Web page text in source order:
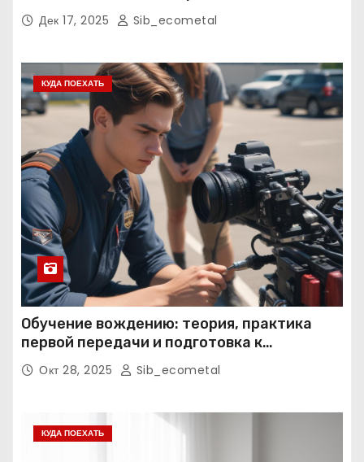
нормативные требования
Дек 17, 2025 Sib_ecometal
КУДА ПОЕХАТЬ
Обучение вождению: теория, практика
первой передачи и подготовка к
экзаменам
Окт 28, 2025 Sib_ecometal
КУДА ПОЕХАТЬ